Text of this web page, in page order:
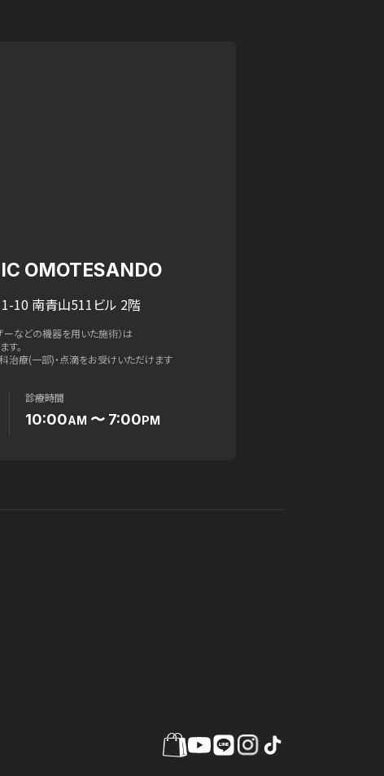
OMOTESANDO
10 南青山511ビル 2階
などの機器を用いた施術）は
す。
治療(一部)・点滴をお受けいただけます
診療時間
10:00AM 〜 7:00PM